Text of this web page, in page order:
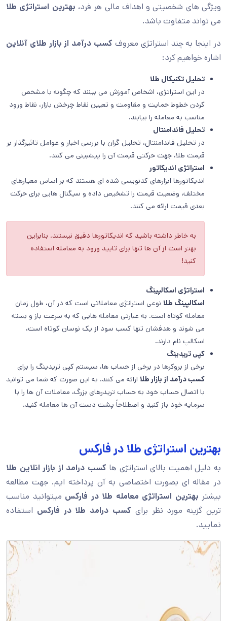
ویژگی های شخصیتی و اهداف مالی هر فرد، بهترین استراتژی طلا
می تواند متفاوت باشد.
در اینجا به چند استراتژی معروف کسب درآمد از بازار طلای آنلاین
اشاره خواهیم کرد:
تحلیل تکنیکال طلا
در این استراتژی، اشخاص آموزش می بینند که چگونه با مشخص
کردن خطوط حمایت و مقاومت و تعیین نقاط چرخش بازار، نقاط ورود
مناسب به معامله را بیابند.
تحلیل فاندامنتال
در تحلیل فاندامنتال، تحلیل گران با بررسی اخبار و عوامل تاثیرگذار بر
قیمت طلا، جهت حرکتی قیمت آن را پیشبینی می کنند.
استراتژی اندیکاتور
اندیکاتورها ابزارهای کدنویسی شده ای هستند که بر اساس معیارهای
مختلف، وضعیت قیمت را تشخیص داده و سیگنال هایی برای حرکت
بعدی قیمت ارائه می کنند.
به خاطر داشته باشید که اندیکاتورها دقیق نیستند. بنابراین
بهتر است از آن ها تنها برای تایید ورود به معامله استفاده
کنید!
استراتژی اسکالپینگ
اسکالپینگ طلا نوعی استراتژی معاملاتی است که در آن، طول زمان
معامله کوتاه است. به عبارتی معامله هایی که به سرعت باز و بسته
می شوند و هدفشان تنها کسب سود از یک نوسان کوتاه است،
اسکالپ نام دارند.
کپی تریدینگ
برخی از بروکرها در برخی از حساب ها، سیستم کپی تریدینگ را برای
کسب درآمد از بازار طلا ارائه می کنند. به این صورت که شما می توانید
با اتصال حساب خود به حساب تریدرهای بزرگ، معاملات آن ها را با
سرمایه خود باز کنید و اصطلاحاً پشت دست آن ها معامله کنید.
بهترین استراتژی طلا در فارکس
به دلیل اهمیت بالای استراتژی ها کسب درامد از بازار انلاین طلا
در مقاله ای بصورت اختصاصی به آن پرداخته ایم. جهت مطالعه
بیشتر بهترین استراتژی معامله طلا در فارکس میتوانید مناسب
ترین گزینه مورد نظر برای کسب درامد طلا در فارکس استفاده
نمایید.